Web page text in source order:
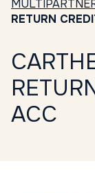
RETURN
ACC